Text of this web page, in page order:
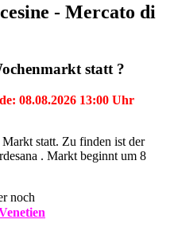
- Mercato di
statt ?
08.08.2026 13:00 Uhr
Markt statt. Zu finden ist der
. Markt beginnt um 8
noch